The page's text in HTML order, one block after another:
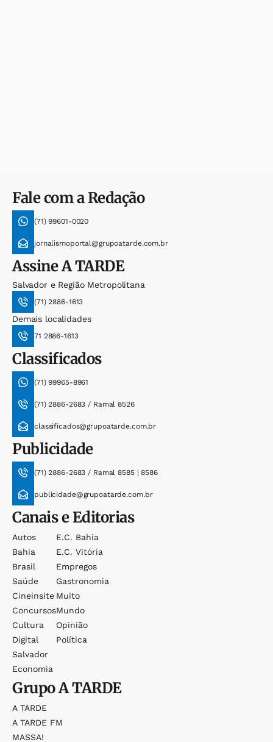
Fale com a Redação
(71) 99601-0020
jornalismoportal@grupoatarde.com.br
AssineA TARDE
Salvador e Região Metropolitana
(71) 2886-1613
Demais localidades
71 2886-1613
Classificados
(71) 99965-8961
(71) 2886-2683 / Ramal 8526
classificados@grupoatarde.com.br
Publicidade
(71) 2886-2683 / Ramal 8585 | 8586
publicidade@grupoatarde.com.br
Canais e Editorias
Autos
Bahia
Brasil
Saúde
Cineinsite
Concursos
Cultura
Digital
Salvador
Economia
E.c. Bahia
E.c. Vitória
Empregos
Gastronomia
Muito
Mundo
Opinião
Política
GrupoA TARDE
A TARDE
A TARDE FM
MASSA!